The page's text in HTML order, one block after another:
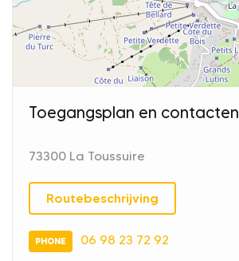
Toegangsplan en contacten
73300 La Toussuire
Routebeschrijving
PHONE 06 98 23 72 92